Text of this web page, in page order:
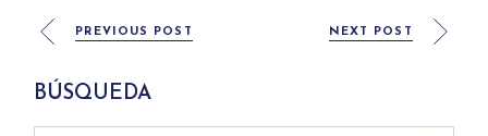
PREVIOUS POST NEXT POST
BÚSQUEDA